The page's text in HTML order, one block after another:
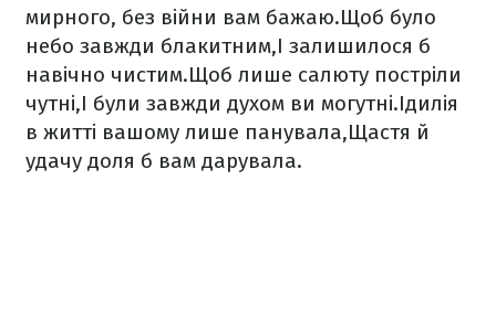
мирного, без війни вам бажаю.Щоб було
небо завжди блакитним,І залишилося б
навічно чистим.Щоб лише салюту постріли
чутні,І були завжди духом ви могутні.Ідилія
в житті вашому лише панувала,Щастя й
удачу доля б вам дарувала.